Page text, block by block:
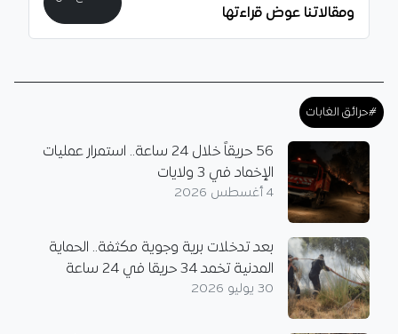
ومقالاتنا عوض قراءتها
#حرائق الغابات
56 حريقاً خلال 24 ساعة.. استمرار عمليات
الإخماد في 3 ولايات
4 أغسطس 2026
بعد تدخلات برية وجوية مكثفة.. الحماية
المدنية تخمد 34 حريقا في 24 ساعة
30 يوليو 2026